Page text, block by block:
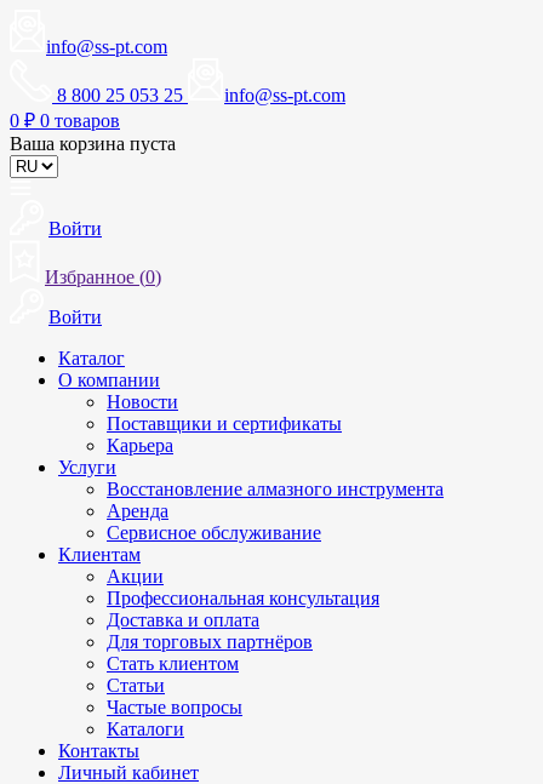
info@ss-pt.com
8 800 25 053 25
info@ss-pt.com
0 ₽ 0 товаров
Ваша корзина пуста
Войти
Избранное (0)
Войти
Каталог
О компании
Новости
Поставщики и сертификаты
Карьера
Услуги
Восстановление алмазного инструмента
Аренда
Сервисное обслуживание
Клиентам
Акции
Профессиональная консультация
Доставка и оплата
Для торговых партнёров
Стать клиентом
Статьи
Частые вопросы
Каталоги
Контакты
Личный кабинет